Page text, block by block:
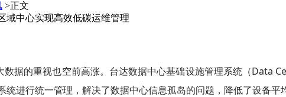
>正文
域中心实现高效低碳运维管理
数据的重视也空前高涨。台达数据中心基础设施管理系统（
统进行统一管理，解决了数据中心信息孤岛的问题，降低了设备